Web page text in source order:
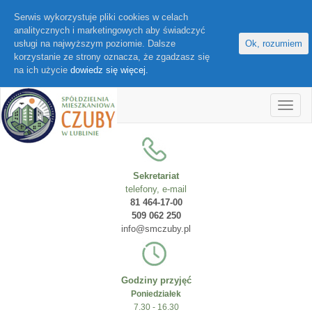
Sekretariat
telefony, e-mail
81 464-17-00
509 062 250
info@smczuby.pl
Godziny przyjęć
Poniedziałek
7.30 - 16.30
Serwis wykorzystuje pliki cookies w celach
analitycznych i marketingowych aby świadczyć
usługi na najwyższym poziomie. Dalsze
korzystanie ze strony oznacza, że zgadzasz się
na ich użycie dowiedz się więcej.
Ok, rozumiem